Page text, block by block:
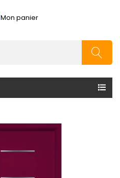
Mon panier